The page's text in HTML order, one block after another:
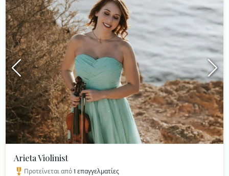
Arieta Violinist
Προτείνεται από1 επαγγελματίες